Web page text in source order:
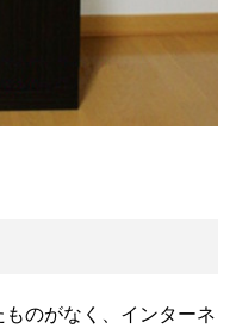
のがなく、インターネ